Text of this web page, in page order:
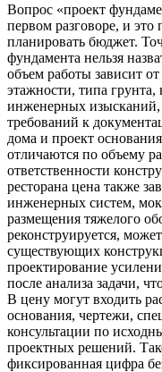
Вопрос «проект
первом разговоре, и
планировать бюджет.
фундамента нельзя
объем работы зависит
этажности, типа грунта,
инженерных изысканий,
требований к
дома и проект
отличаются по объему
ответственности
ресторана цена также
инженерных систем,
размещения тяжелого
реконструируется,
существующих
проектирование
после анализа задачи,
В цену могут входить
основания, чертежи,
консультации по
проектных решений.
фиксированная цифра